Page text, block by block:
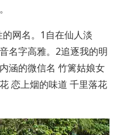
网名。1自在仙人淡
名字高雅。2追逐我的明
涵的微信名 竹篱姑娘女
恋上烟的味道 千里落花